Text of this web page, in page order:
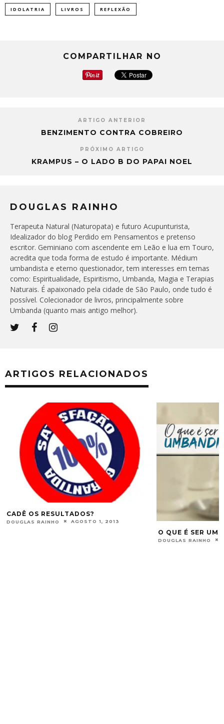
IDOLATRIA LIVROS REFLEXÃO
COMPARTILHAR NO
ARTIGO ANTERIOR
BENZIMENTO CONTRA COBREIRO
PRÓXIMO ARTIGO
KRAMPUS – O LADO B DO PAPAI NOEL
DOUGLAS RAINHO
Terapeuta Natural (Naturopata) e futuro Acupunturista,
Idealizador do blog Perdido em Pensamentos e pretenso
escritor. Geminiano com ascendente em Leão e lua em Touro,
acredita que toda forma de estudo é importante. Médium
umbandista e eterno questionador, tem interesses em temas
como: Espiritualidade, Espiritismo, Umbanda, Magia e Terapias
Naturais. É apaixonado pela cidade de São Paulo, onde tudo é
possível. Colecionador de livros, principalmente sobre
Umbanda (quanto mais antigo melhor).
ARTIGOS RELACIONADOS
CADÊ OS RESULTADOS?
DOUGLAS RAINHO AGOSTO 1, 2013
O QUE É SER
DOUGLAS RAINHO